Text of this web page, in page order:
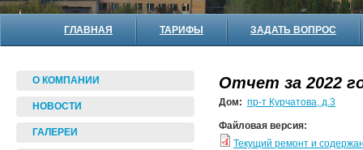
ГЛАВНАЯ ТАРИФЫ ЗАДАТЬ ВОПРОС
О КОМПАНИИ
НОВОСТИ
ГАЛЕРЕИ
Отчет за 2022
Дом: пр-т Курчатова, д.3
Файловая версия:
Текущий ремонт и